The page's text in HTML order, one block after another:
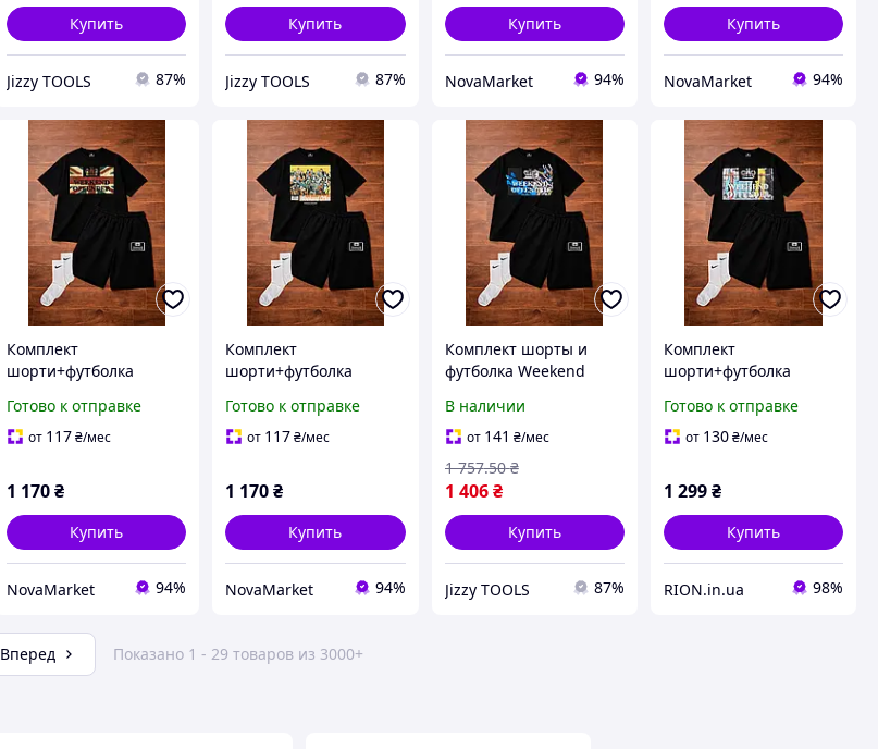
Купить
Jizzy TOOLS 87%
Купить
Jizzy TOOLS 87%
Купить
NovaMarket 94%
Купить
NovaMarket 94%
Комплект
шорти+футболка
Готово к отправке
от 117₴/мес
1 170₴
Купить
NovaMarket 94%
Комплект
шорти+футболка
Готово к отправке
от 117₴/мес
1 170₴
Купить
NovaMarket 94%
Комплект шорты и
футболка Weekend
размер S-XXL с DTF
печатью на одежде
В наличии
от 141 ₴/мес
1 406 ₴
1 757.50 ₴
Купить
Jizzy TOOLS 87%
Комплект
шорти+футболка
Готово к отправке
от 130₴/мес
1 299₴
Купить
RION.in.ua 98%
Вперед Показано 1 - 29 товаров из 3000+